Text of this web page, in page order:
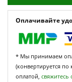
Оплачивайте
* Мы принимаем
(конвертируется по
оплатой, свяжитесь